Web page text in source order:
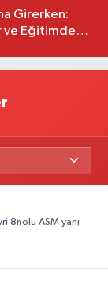
Girerken:
ve Eğitimde
8nolu ASM yanı